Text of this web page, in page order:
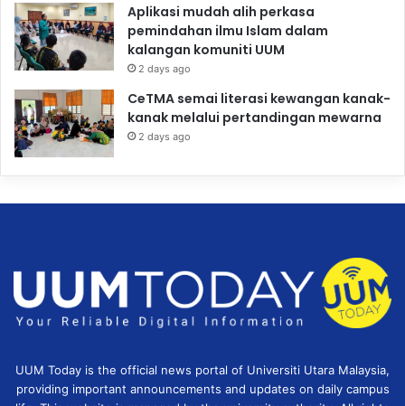
Aplikasi mudah alih perkasa
pemindahan ilmu Islam dalam
kalangan komuniti UUM
2 days ago
CeTMA semai literasi kewangan kanak-
kanak melalui pertandingan mewarna
2 days ago
UUM Today is the official news portal of Universiti Utara Malaysia,
providing important announcements and updates on daily campus